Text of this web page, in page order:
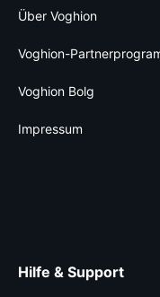
Über Voghion
Voghion-
Voghion Bolg
Impressum
Hilfe & Support